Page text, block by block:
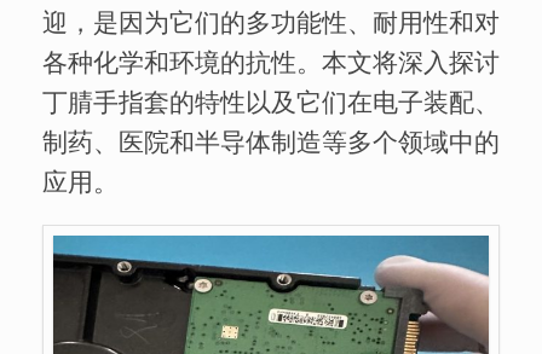
迎，是因为它们的多功能性、耐用性和对
各种化学和环境的抗性。本文将深入探讨
丁腈手指套的特性以及它们在电子装配、
制药、医院和半导体制造等多个领域中的
应用。